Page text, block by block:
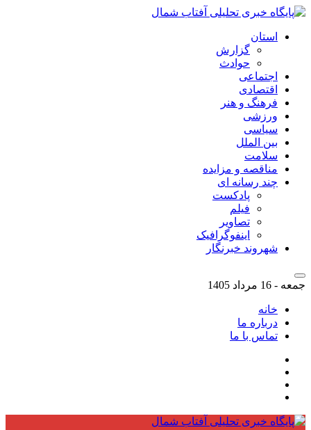
استان
گزارش
حوادث
اجتماعی
اقتصادی
فرهنگ و هنر
ورزشی
سیاسی
بین الملل
سلامت
مناقصه و مزایده
چند رسانه ای
پادکست
فیلم
تصاویر
اینفوگرافیک
شهروند خبرنگار
جمعه - 16 مرداد 1405
خانه
درباره ما
تماس با ما